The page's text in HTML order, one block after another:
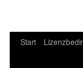
Start